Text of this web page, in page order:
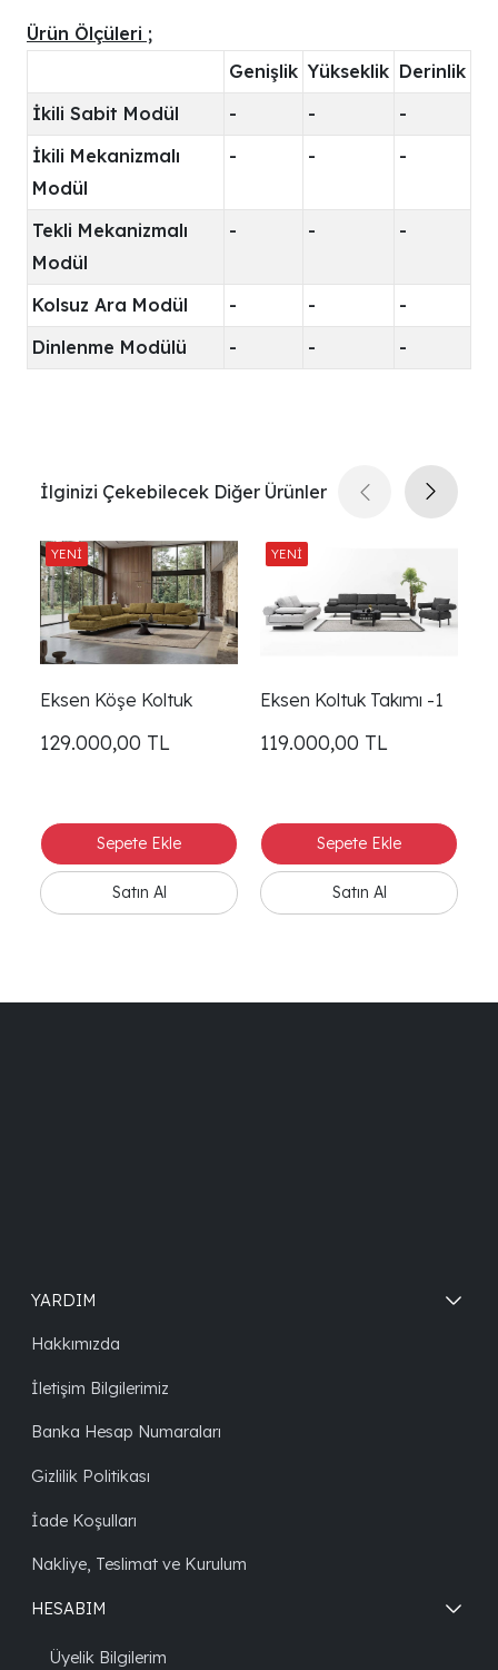
Ürün Ölçüleri ;
Genişlik Yükseklik Derinlik
İkili Sabit Modül
- -
-
İkili Mekanizmalı
Modül
- - -
Tekli Mekanizmalı
Modül
- - -
Kolsuz Ara Modül - -
-
Dinlenme Modülü
- - -
İlginizi Çekebilecek Diğer Ürünler
Eksen Köşe Koltuk
129.000,00 TL
Eksen Koltuk Takımı -1
119.000,00 TL
YARDIM
Hakkımızda
İletişim Bilgilerimiz
Banka Hesap Numaraları
Gizlilik Politikası
İade Koşulları
Nakliye, Teslimat ve Kurulum
HESABIM
Üyelik Bilgilerim